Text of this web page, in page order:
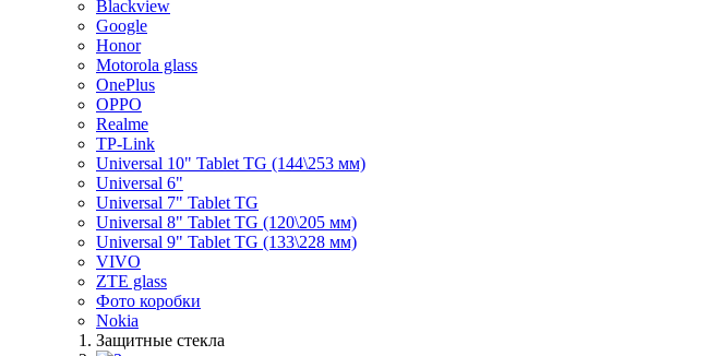
Blackview
Google
Honor
Motorola glass
OnePlus
OPPO
Realme
TP-Link
Universal 10" Tablet TG (144\253 мм)
Universal 6"
Universal 7" Tablet TG
Universal 8" Tablet TG (120\205 мм)
Universal 9" Tablet TG (133\228 мм)
VIVO
ZTE glass
Фото коробки
Nokia
Защитные стекла